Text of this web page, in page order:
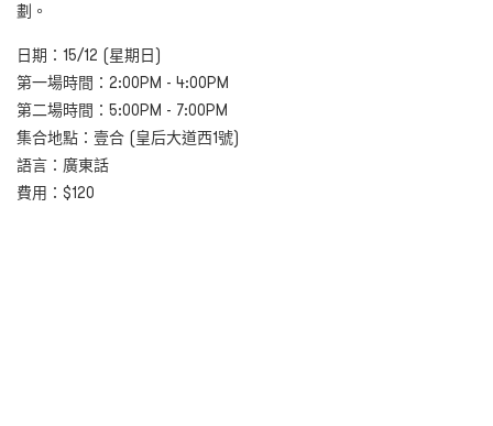
劃。
日期：15/12 (星期日)
第一場時間：2:00PM - 4:00PM
第二場時間：5:00PM - 7:00PM
集合地點：壹合 (皇后大道西1號)
語言：廣東話
費用：$120